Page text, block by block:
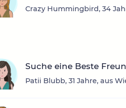
Crazy Hummingbird, 34
Suche eine Beste
Patii Blubb, 31 Jahre, aus